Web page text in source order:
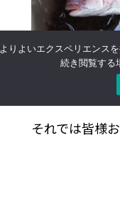
それでは皆様
よりよいエクスペリエンス
続き閲覧する